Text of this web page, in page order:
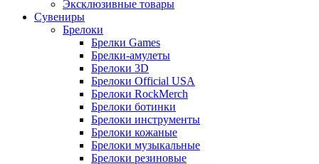
Эксклюзивные товары
Сувениры
Брелоки
Брелки Games
Брелки-амулеты
Брелоки 3D
Брелоки Official USA
Брелоки RockMerch
Брелоки ботинки
Брелоки инструменты
Брелоки кожаные
Брелоки музыкальные
Брелоки резиновые